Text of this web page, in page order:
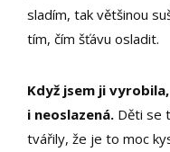
sladím, tak většinou
tím, čím šťávu osladit.
Když jsem ji
i neoslazená. Děti se
tvářily, že je to moc